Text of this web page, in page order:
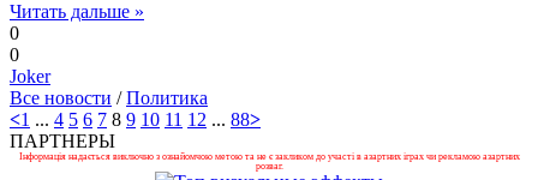
Читать дальше »
0
0
Joker
Все новости /Политика
<1 ... 4 5 6 7 8 9 10 11 12 ... 88>
ПАРТНЕРЫ
Інформація надається виключно з ознайомчою метою та не є закликом до участі в азартних іграх чи рекламою азартних
розваг.